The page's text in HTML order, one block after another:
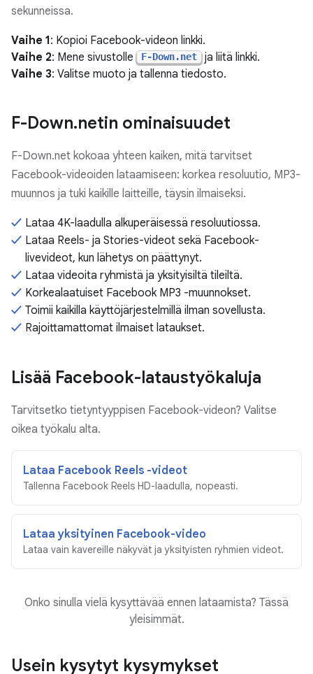
sekunneissa.
Vaihe 1: Kopioi Facebook-videon linkki.
Vaihe 2: Mene sivustolle F-Down.net ja liitä linkki.
Vaihe 3: Valitse muoto ja tallenna tiedosto.
F-Down.netin ominaisuudet
F-Down.net kokoaa yhteen kaiken, mitä tarvitset
Facebook-videoiden lataamiseen: korkea resoluutio, MP3-
muunnos ja tuki kaikille laitteille, täysin ilmaiseksi.
Lataa 4K-laadulla alkuperäisessä resoluutiossa.
Lataa Reels- ja Stories-videot sekä Facebook-
livevideot, kun lähetys on päättynyt.
Lataa videoita ryhmistä ja yksityisiltä tileiltä.
Korkealaatuiset Facebook MP3 -muunnokset.
Toimii kaikilla käyttöjärjestelmillä ilman sovellusta.
Rajoittamattomat ilmaiset lataukset.
Lisää Facebook-lataustyökaluja
Tarvitsetko tietyntyyppisen Facebook-videon? Valitse
oikea työkalu alta.
Lataa Facebook Reels -videot
Tallenna Facebook Reels HD-laadulla, nopeasti.
Lataa yksityinen Facebook-video
Lataa vain kavereille näkyvät ja yksityisten ryhmien videot.
Onko sinulla vielä kysyttävää ennen lataamista? Tässä
yleisimmät.
Usein kysytyt kysymykset